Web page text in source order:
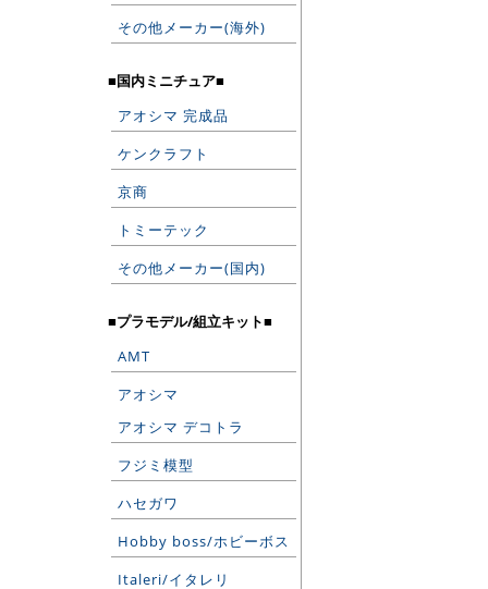
その他メーカー(海外)
■国内ミニチュア■
アオシマ 完成品
ケンクラフト
京商
トミーテック
その他メーカー(国内)
■プラモデル/組立キット■
AMT
アオシマ
アオシマ デコトラ
フジミ模型
ハセガワ
Hobby boss/ホビーボス
Italeri/イタレリ